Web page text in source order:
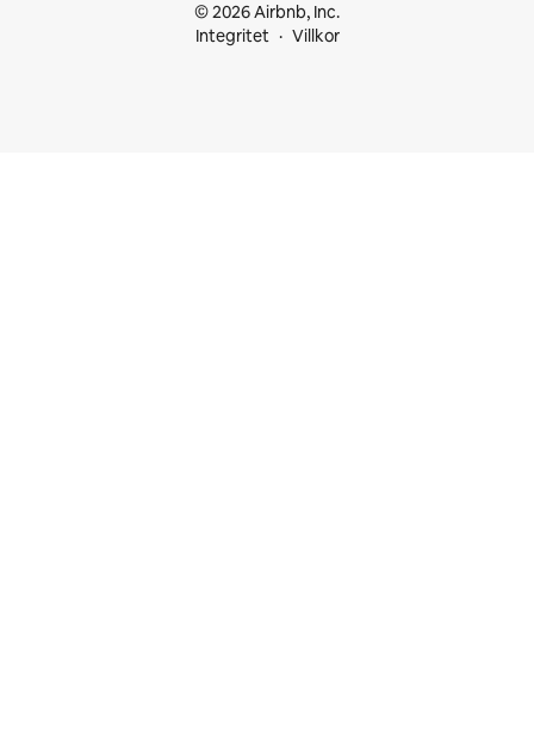
© 2026 Airbnb, Inc.
Integritet
Villkor